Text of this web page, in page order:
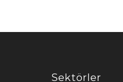
Sektörler